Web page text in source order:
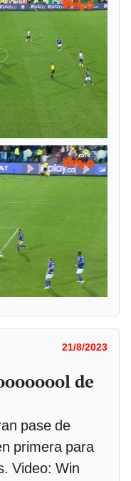
21/8/2023
de
pase de
primera para
Video: Win